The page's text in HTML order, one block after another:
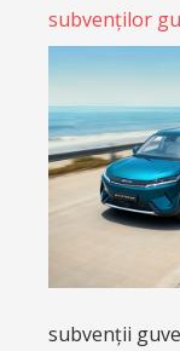
subvenților
subvenții